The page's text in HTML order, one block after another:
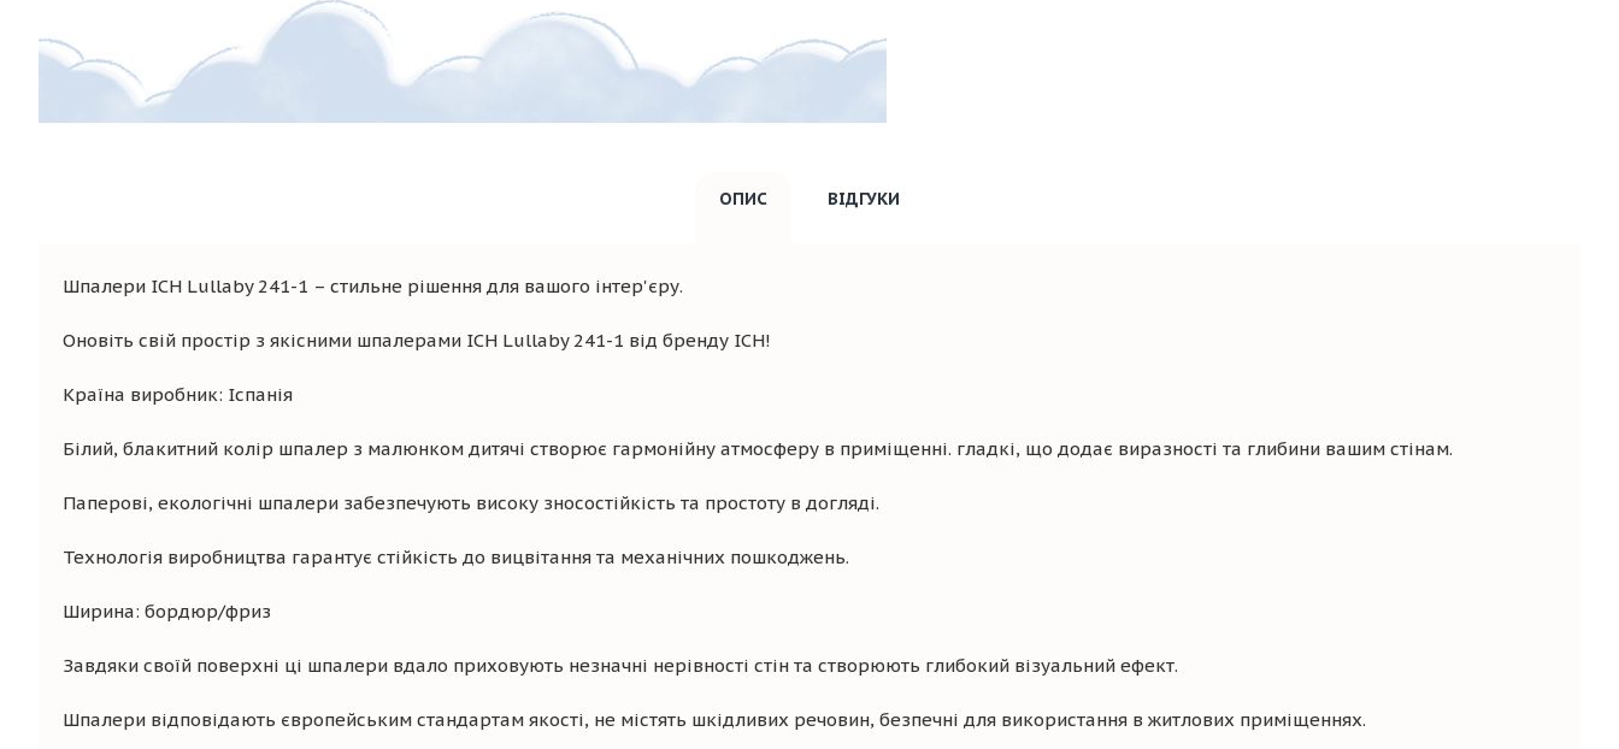
ОПИС ВІДГУКИ
Шпалери ICH Lullaby 241-1 – стильне рішення для вашого інтер'єру.
Оновіть свій простір з якісними шпалерами ICH Lullaby 241-1 від бренду ICH!
Країна виробник: Іспанія
Білий, блакитний колір шпалер з малюнком дитячі створює гармонійну атмосферу в приміщенні. гладкі, що додає виразності та глибини вашим стінам.
Паперові, екологічні шпалери забезпечують високу зносостійкість та простоту в догляді.
Технологія виробництва гарантує стійкість до вицвітання та механічних пошкоджень.
Ширина: бордюр/фриз
Завдяки своїй поверхні ці шпалери вдало приховують незначні нерівності стін та створюють глибокий візуальний ефект.
Шпалери відповідають європейським стандартам якості, не містять шкідливих речовин, безпечні для використання в житлових приміщеннях.